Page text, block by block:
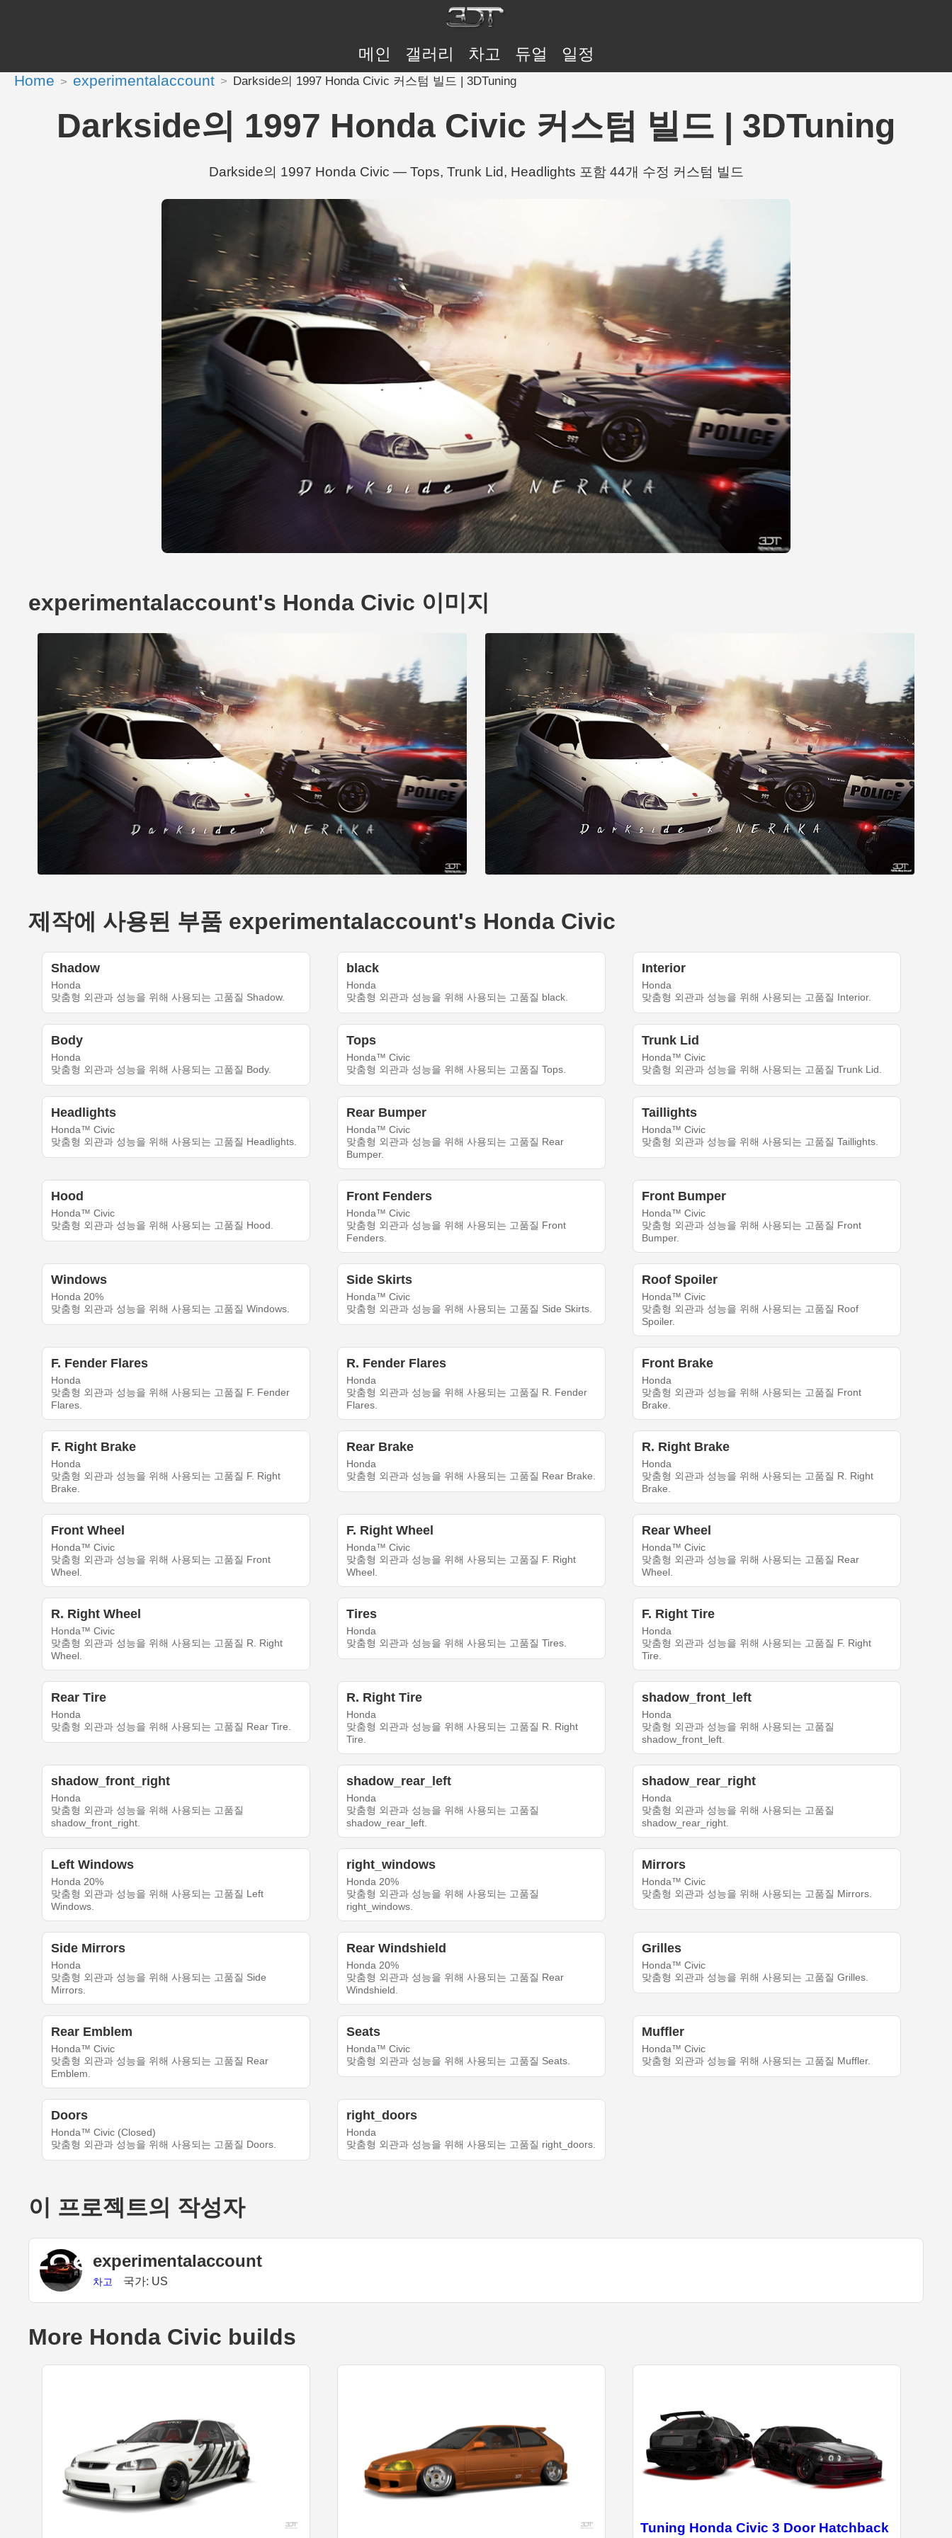
메인 갤러리 차고 듀얼 일정
Home experimentalaccount Darkside의 1997 Honda Civic 커스텀 빌드 | 3DTuning
Darkside의 1997 Honda Civic 커스텀 빌드 | 3DTuning
Darkside의 1997 Honda Civic — Tops, Trunk Lid, Headlights 포함 44개 수정 커스텀 빌드
experimentalaccount's Honda Civic 이미지
제작에 사용된 부품 experimentalaccount's Honda Civic
Shadow
Honda
맞춤형 외관과 성능을 위해 사용되는 고품질 Shadow.
black
Honda
맞춤형 외관과 성능을 위해 사용되는 고품질 black.
Interior
Honda
맞춤형 외관과 성능을 위해 사용되는 고품질 Interior.
Body
Honda
맞춤형 외관과 성능을 위해 사용되는 고품질 Body.
Tops
Honda™ Civic
맞춤형 외관과 성능을 위해 사용되는 고품질 Tops.
Trunk Lid
Honda™ Civic
맞춤형 외관과 성능을 위해 사용되는 고품질 Trunk Lid.
Headlights
Honda™ Civic
맞춤형 외관과 성능을 위해 사용되는 고품질 Headlights.
Rear Bumper
Honda™ Civic
맞춤형 외관과 성능을 위해 사용되는 고품질 Rear
Bumper.
Taillights
Honda™ Civic
맞춤형 외관과 성능을 위해 사용되는 고품질 Taillights.
Hood
Honda™ Civic
맞춤형 외관과 성능을 위해 사용되는 고품질 Hood.
Front Fenders
Honda™ Civic
맞춤형 외관과 성능을 위해 사용되는 고품질 Front
Fenders.
Front Bumper
Honda™ Civic
맞춤형 외관과 성능을 위해 사용되는 고품질 Front
Bumper.
Windows
Honda 20%
맞춤형 외관과 성능을 위해 사용되는 고품질 Windows.
Side Skirts
Honda™ Civic
맞춤형 외관과 성능을 위해 사용되는 고품질 Side Skirts.
Roof Spoiler
Honda™ Civic
맞춤형 외관과 성능을 위해 사용되는 고품질 Roof
Spoiler.
F. Fender Flares
Honda
맞춤형 외관과 성능을 위해 사용되는 고품질 F. Fender
Flares.
R. Fender Flares
Honda
맞춤형 외관과 성능을 위해 사용되는 고품질 R. Fender
Flares.
Front Brake
Honda
맞춤형 외관과 성능을 위해 사용되는 고품질 Front
Brake.
F. Right Brake
Honda
맞춤형 외관과 성능을 위해 사용되는 고품질 F. Right
Brake.
Rear Brake
Honda
맞춤형 외관과 성능을 위해 사용되는 고품질 Rear Brake.
R. Right Brake
Honda
맞춤형 외관과 성능을 위해 사용되는 고품질 R. Right
Brake.
Front Wheel
Honda™ Civic
맞춤형 외관과 성능을 위해 사용되는 고품질 Front
Wheel.
F. Right Wheel
Honda™ Civic
맞춤형 외관과 성능을 위해 사용되는 고품질 F. Right
Wheel.
Rear Wheel
Honda™ Civic
맞춤형 외관과 성능을 위해 사용되는 고품질 Rear
Wheel.
R. Right Wheel
Honda™ Civic
맞춤형 외관과 성능을 위해 사용되는 고품질 R. Right
Wheel.
Tires
Honda
맞춤형 외관과 성능을 위해 사용되는 고품질 Tires.
F. Right Tire
Honda
맞춤형 외관과 성능을 위해 사용되는 고품질 F. Right
Tire.
Rear Tire
Honda
맞춤형 외관과 성능을 위해 사용되는 고품질 Rear Tire.
R. Right Tire
Honda
맞춤형 외관과 성능을 위해 사용되는 고품질 R. Right
Tire.
shadow_front_left
Honda
맞춤형 외관과 성능을 위해 사용되는 고품질
shadow_front_left.
shadow_front_right
Honda
맞춤형 외관과 성능을 위해 사용되는 고품질
shadow_front_right.
shadow_rear_left
Honda
맞춤형 외관과 성능을 위해 사용되는 고품질
shadow_rear_left.
shadow_rear_right
Honda
맞춤형 외관과 성능을 위해 사용되는 고품질
shadow_rear_right.
Left Windows
Honda 20%
맞춤형 외관과 성능을 위해 사용되는 고품질 Left
Windows.
right_windows
Honda 20%
맞춤형 외관과 성능을 위해 사용되는 고품질
right_windows.
Mirrors
Honda™ Civic
맞춤형 외관과 성능을 위해 사용되는 고품질 Mirrors.
Side Mirrors
Honda
맞춤형 외관과 성능을 위해 사용되는 고품질 Side
Mirrors.
Rear Windshield
Honda 20%
맞춤형 외관과 성능을 위해 사용되는 고품질 Rear
Windshield.
Grilles
Honda™ Civic
맞춤형 외관과 성능을 위해 사용되는 고품질 Grilles.
Rear Emblem
Honda™ Civic
맞춤형 외관과 성능을 위해 사용되는 고품질 Rear
Emblem.
Seats
Honda™ Civic
맞춤형 외관과 성능을 위해 사용되는 고품질 Seats.
Muffler
Honda™ Civic
맞춤형 외관과 성능을 위해 사용되는 고품질 Muffler.
Doors
Honda™ Civic (Closed)
맞춤형 외관과 성능을 위해 사용되는 고품질 Doors.
right_doors
Honda
맞춤형 외관과 성능을 위해 사용되는 고품질 right_doors.
이 프로젝트의 작성자
experimentalaccount
차고 국가: US
More Honda Civic builds
Tuning Honda Civic 3 Door Hatchback